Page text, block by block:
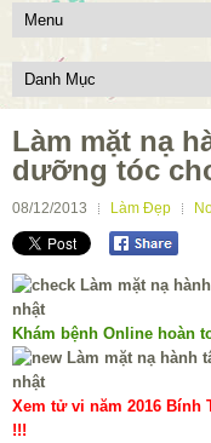
Làm mặt nạ
dưỡng tóc
08/12/2013 Làm Đẹp
Khám bệnh Online hoàn
Xem tử vi năm 2016 Bính
!!!